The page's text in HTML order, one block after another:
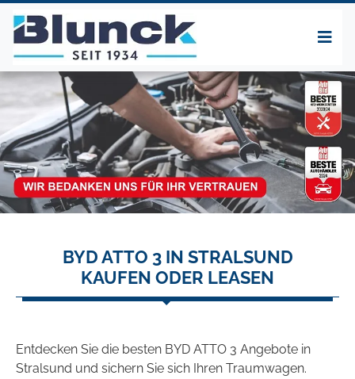
BYD ATTO 3 IN STRALSUND
KAUFEN ODER LEASEN
Entdecken Sie die besten BYD ATTO 3 Angebote in
Stralsund und sichern Sie sich Ihren Traumwagen.